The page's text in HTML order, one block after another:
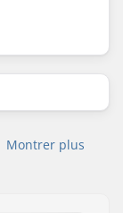
Montrer plus